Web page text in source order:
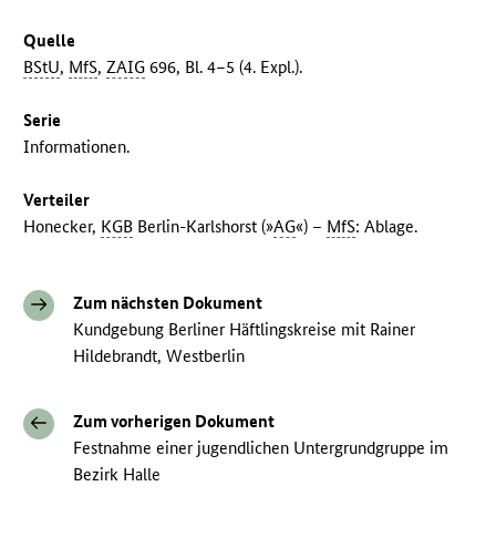
Quelle
BStU, MfS,ZAIG 696, Bl. 4–5 (4. Expl.).
Serie
Informationen.
Verteiler
Honecker, KGB Berlin-Karlshorst (»AG«) – MfS: Ablage.
Zum nächsten Dokument
Kundgebung Berliner Häftlingskreise mit Rainer
Hildebrandt, Westberlin
Zum vorherigen Dokument
Festnahme einer jugendlichen Untergrundgruppe im
Bezirk Halle